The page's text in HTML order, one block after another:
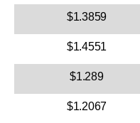
$1.3859
$1.4551
$1.289
$1.2067